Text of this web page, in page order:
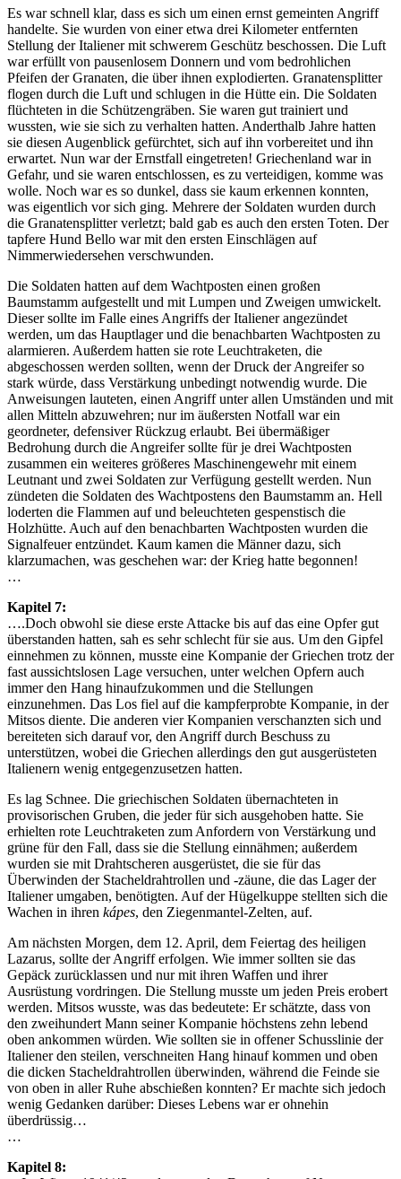
Es war schnell klar, dass es sich um einen ernst gemeinten Angriff
handelte. Sie wurden von einer etwa drei Kilometer entfernten
Stellung der Italiener mit schwerem Geschütz beschossen. Die Luft
war erfüllt von pausenlosem Donnern und vom bedrohlichen
Pfeifen der Granaten, die über ihnen explodierten. Granatensplitter
flogen durch die Luft und schlugen in die Hütte ein. Die Soldaten
flüchteten in die Schützengräben. Sie waren gut trainiert und
wussten, wie sie sich zu verhalten hatten. Anderthalb Jahre hatten
sie diesen Augenblick gefürchtet, sich auf ihn vorbereitet und ihn
erwartet. Nun war der Ernstfall eingetreten! Griechenland war in
Gefahr, und sie waren entschlossen, es zu verteidigen, komme was
wolle. Noch war es so dunkel, dass sie kaum erkennen konnten,
was eigentlich vor sich ging. Mehrere der Soldaten wurden durch
die Granatensplitter verletzt; bald gab es auch den ersten Toten. Der
tapfere Hund Bello war mit den ersten Einschlägen auf
Nimmerwiedersehen verschwunden.
Die Soldaten hatten auf dem Wachtposten einen großen
Baumstamm aufgestellt und mit Lumpen und Zweigen umwickelt.
Dieser sollte im Falle eines Angriffs der Italiener angezündet
werden, um das Hauptlager und die benachbarten Wachtposten zu
alarmieren. Außerdem hatten sie rote Leuchtraketen, die
abgeschossen werden sollten, wenn der Druck der Angreifer so
stark würde, dass Verstärkung unbedingt notwendig wurde. Die
Anweisungen lauteten, einen Angriff unter allen Umständen und mit
allen Mitteln abzuwehren; nur im äußersten Notfall war ein
geordneter, defensiver Rückzug erlaubt. Bei übermäßiger
Bedrohung durch die Angreifer sollte für je drei Wachtposten
zusammen ein weiteres größeres Maschinengewehr mit einem
Leutnant und zwei Soldaten zur Verfügung gestellt werden. Nun
zündeten die Soldaten des Wachtpostens den Baumstamm an. Hell
loderten die Flammen auf und beleuchteten gespenstisch die
Holzhütte. Auch auf den benachbarten Wachtposten wurden die
Signalfeuer entzündet. Kaum kamen die Männer dazu, sich
klarzumachen, was geschehen war: der Krieg hatte begonnen!
…
Kapitel 7:
….Doch obwohl sie diese erste Attacke bis auf das eine Opfer gut
überstanden hatten, sah es sehr schlecht für sie aus. Um den Gipfel
einnehmen zu können, musste eine Kompanie der Griechen trotz der
fast aussichtslosen Lage versuchen, unter welchen Opfern auch
immer den Hang hinaufzukommen und die Stellungen
einzunehmen. Das Los fiel auf die kampferprobte Kompanie, in der
Mitsos diente. Die anderen vier Kompanien verschanzten sich und
bereiteten sich darauf vor, den Angriff durch Beschuss zu
unterstützen, wobei die Griechen allerdings den gut ausgerüsteten
Italienern wenig entgegenzusetzen hatten.
Es lag Schnee. Die griechischen Soldaten übernachteten in
provisorischen Gruben, die jeder für sich ausgehoben hatte. Sie
erhielten rote Leuchtraketen zum Anfordern von Verstärkung und
grüne für den Fall, dass sie die Stellung einnähmen; außerdem
wurden sie mit Drahtscheren ausgerüstet, die sie für das
Überwinden der Stacheldrahtrollen und -zäune, die das Lager der
Italiener umgaben, benötigten. Auf der Hügelkuppe stellten sich die
Wachen in ihren kápes, den Ziegenmantel-Zelten, auf.
Am nächsten Morgen, dem 12. April, dem Feiertag des heiligen
Lazarus, sollte der Angriff erfolgen. Wie immer sollten sie das
Gepäck zurücklassen und nur mit ihren Waffen und ihrer
Ausrüstung vordringen. Die Stellung musste um jeden Preis erobert
werden. Mitsos wusste, was das bedeutete: Er schätzte, dass von
den zweihundert Mann seiner Kompanie höchstens zehn lebend
oben ankommen würden. Wie sollten sie in offener Schusslinie der
Italiener den steilen, verschneiten Hang hinauf kommen und oben
die dicken Stacheldrahtrollen überwinden, während die Feinde sie
von oben in aller Ruhe abschießen konnten? Er machte sich jedoch
wenig Gedanken darüber: Dieses Lebens war er ohnehin
überdrüssig…
…
Kapitel 8: